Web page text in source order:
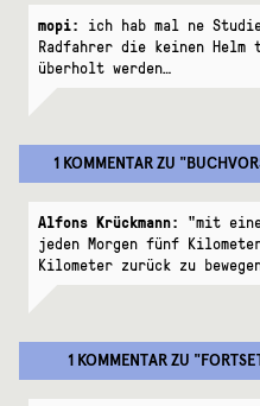
mopi: ich hab mal ne
Radfahrer die keinen Helm
überholt werden…
1 KOMMENTARZU "
Alfons Krückmann: "mit
jeden Morgen fünf
Kilometer zurück zu
1 KOMMENTARZU "